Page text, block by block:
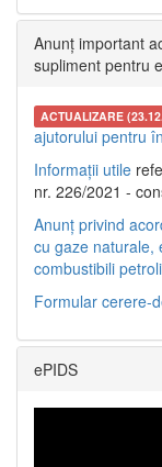
Anunț important
supliment pentru
ACTUALIZARE
ajutorului pentru
Informații utile
nr. 226/2021 -
Anunț privind
cu gaze naturale,
combustibili
Formular cerere-
ePIDS